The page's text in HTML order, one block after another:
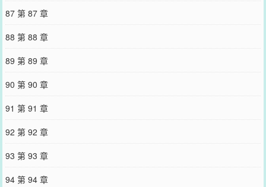
87 第 87 章
88 第 88 章
89 第 89 章
90 第 90 章
91 第 91 章
92 第 92 章
93 第 93 章
94 第 94 章